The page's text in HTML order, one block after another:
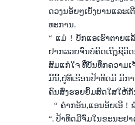
ດວງນອ້ຍໆເບັ່ງບານແລະເ
ທະການ.
“ ແມ່ ! ບັກແອເຮົາຕາຍແ
ຢາກລວຍຈົນບໍ່ຄິດເຖິງຊິວິດ
ສົມແກ່ໃຈ ທີ່ບັນທຶກຄວາມເ
ມື້ນີ້,ຢູ່ທີ່ເຮືອນປ້າທິດມີ ມີກ
ຄົນສົ່ງຮອຍຍິ້ມສົດໃສໃຫ້ກັ
“ ຄຳກອ້ນ,ແອນອ້ຍເອີ !
“. ປ້າທິດມີຈົ່ມໃນຂະນະຢາ